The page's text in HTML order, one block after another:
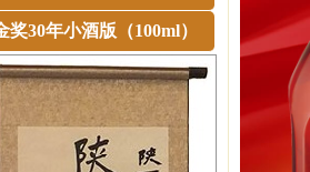
奖30年小酒版（100ml）